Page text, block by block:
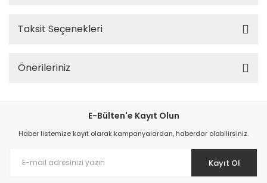
Taksit Seçenekleri
Önerileriniz
E-Bülten'e Kayıt Olun
Haber listemize kayıt olarak kampanyalardan, haberdar olabilirsiniz.
Kayıt Ol